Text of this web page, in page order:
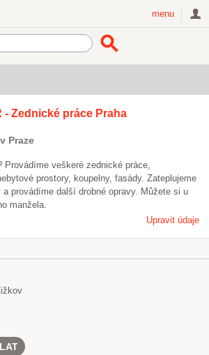
menu
- Zednické práce Praha
Praze
Provádíme veškeré zednické práce,
prostory, koupelny, fasády. Zateplujeme
provádíme další drobné opravy. Můžete si u
manžela.
Upravit údaje